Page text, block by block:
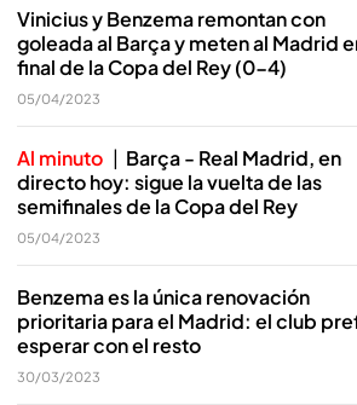
Vinicius y Benzema remontan con
goleada al Barça y meten al Madrid
final de la Copa del Rey (0-4)
05/04/2023
Al minuto
Barça - Real Madrid, en
directo hoy: sigue la vuelta de las
semifinales de la Copa del Rey
05/04/2023
Benzema es la única renovación
prioritaria para el Madrid: el club
esperar con el resto
30/03/2023